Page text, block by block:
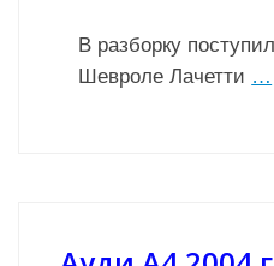
В разборку
Шевроле Лачетти …